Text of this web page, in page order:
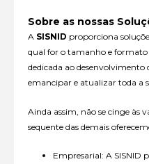
Sobre as nossas
A SISNID proporciona
qual for o tamanho e formato
dedicada ao desenvolvimento
emancipar e atualizar toda a
Ainda assim, não se cinge às
sequente das demais
Empresarial: A SISNID